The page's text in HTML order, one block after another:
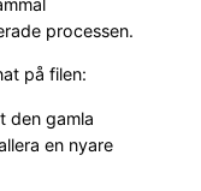
processen.
på filen:
den gamla
en nyare